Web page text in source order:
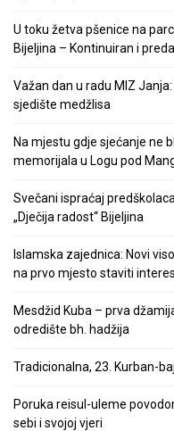
U toku žetva pšenice na
Bijeljina – Kontinuiran i
Važan dan u radu MIZ
sjedište medžlisa
Na mjestu gdje sjećanje ne
memorijala u Logu pod
Svečani ispraćaj
„Dječija radost“ Bijeljina
Islamska zajednica: Novi
na prvo mjesto staviti
Mesdžid Kuba – prva
odredište bh. hadžija
Tradicionalna, 23. Kurban-
Poruka reisul-uleme
sebi i svojoj vjeri